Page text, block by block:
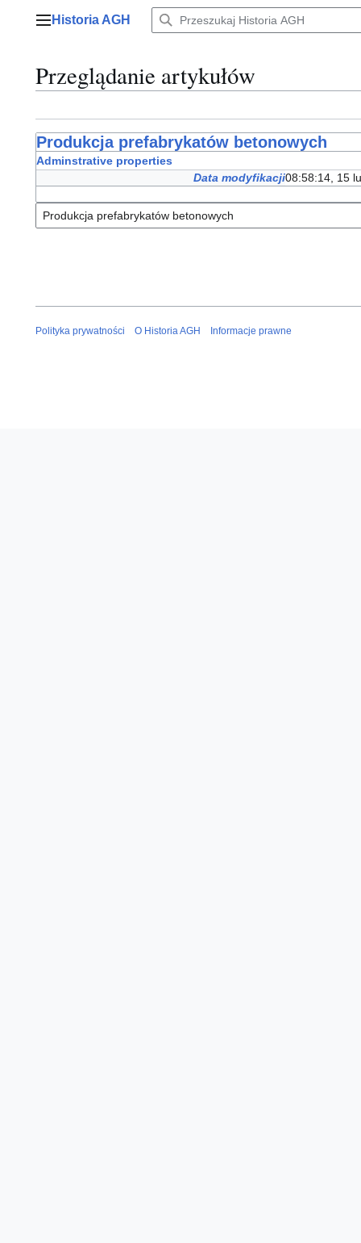
Menu główne
Historia AGH
Przeglądanie artykułów
Produkcja prefabrykatów betonowych
Adminstrative properties
Data modyfikacji08:58:14, 15
Polityka prywatności O Historia AGH Informacje prawne